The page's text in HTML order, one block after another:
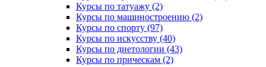
Курсы по татуажу (2)
Курсы по машиностроению (2)
Курсы по спорту (97)
Курсы по искусству (40)
Курсы по диетологии (43)
Курсы по прическам (2)